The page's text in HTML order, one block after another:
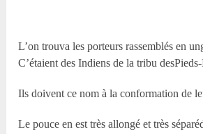
L’on trouva les porteurs rassemblés en
C’étaient des Indiens de la tribu
Ils doivent ce nom à la conformation de
Le pouce en est très allongé et très